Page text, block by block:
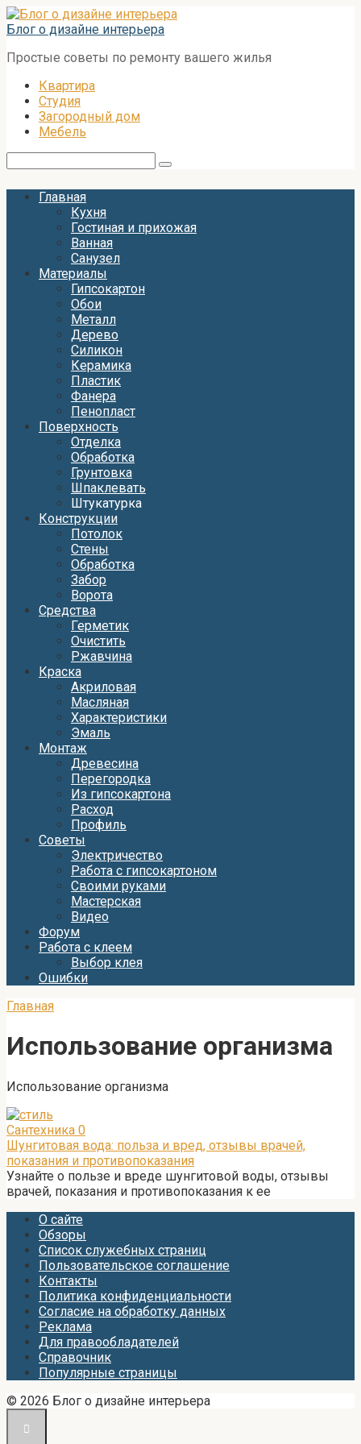
Перейти
к
Блог о дизайне интерьера
Простые советы по ремонту вашего жилья
Квартира
Студия
Загородный дом
Мебель
Главная
Кухня
Гостиная и прихожая
Ванная
Санузел
Материалы
Гипсокартон
Обои
Металл
Дерево
Силикон
Керамика
Пластик
Фанера
Пенопласт
Поверхность
Отделка
Обработка
Грунтовка
Шпаклевать
Штукатурка
Конструкции
Потолок
Стены
Обработка
Забор
Ворота
Средства
Герметик
Очистить
Ржавчина
Краска
Акриловая
Масляная
Характеристики
Эмаль
Монтаж
Древесина
Перегородка
Из гипсокартона
Расход
Профиль
Советы
Электричество
Работа с гипсокартоном
Своими руками
Мастерская
Видео
Форум
Работа с клеем
Выбор клея
Ошибки
Главная
Использование организма
Использование организма
Сантехника 0
Шунгитовая вода: польза и вред, отзывы врачей,
показания и противопоказания
Узнайте о пользе и вреде шунгитовой воды, отзывы
врачей, показания и противопоказания к ее
О сайте
Обзоры
Список служебных страниц
Пользовательское соглашение
Контакты
Политика конфиденциальности
Согласие на обработку данных
Реклама
Для правообладателей
Справочник
Популярные страницы
© 2026 Блог о дизайне интерьера